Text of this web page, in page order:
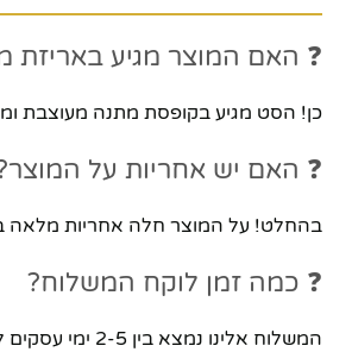
❓ האם המוצר מגיע באריזת
כן! הסט מגיע בקופסת מתנה מעוצבת
❓ האם יש אחריות על
בהחלט! על המוצר חלה אחריות
❓ כמה זמן לוקח המשלוח?
המשלוח אלינו נמצא בין 2-5 ימי עסקים לכל רחבי הארץ. למידע מפורט עיינו ב